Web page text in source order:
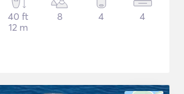
40 ft
12 m
8 4 4